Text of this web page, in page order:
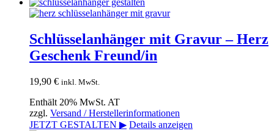
Schlüsselanhänger mit Gravur – Herz
Geschenk Freund/in
19,90 € inkl. MwSt.
Enthält 20% MwSt. AT
zzgl. Versand / Herstellerinformationen
JETZT GESTALTEN ▶ Details anzeigen